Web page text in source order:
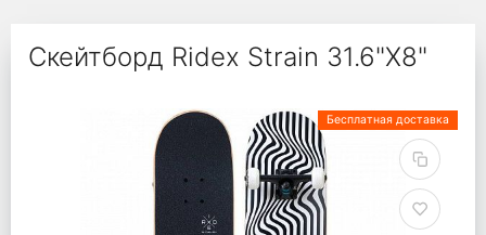
Скейтборд Ridex Strain 31.6"X8"
Бесплатная доставка